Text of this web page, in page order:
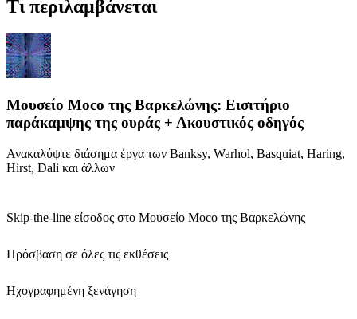
Τι περιλαμβάνεται
Μουσείο Moco της Βαρκελώνης: Εισιτήριο
παράκαμψης της ουράς + Ακουστικός οδηγός
Ανακαλύψτε διάσημα έργα των Banksy, Warhol, Basquiat, Haring,
Hirst, Dali και άλλων
Skip-the-line είσοδος στο Μουσείο Moco της Βαρκελώνης
Πρόσβαση σε όλες τις εκθέσεις
Ηχογραφημένη ξενάγηση